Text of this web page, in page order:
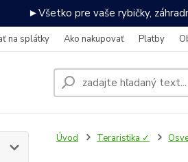
►Všetko pre vaše rybičky,
na splátky Ako nakupovať Platby
Úvod Teraristika ✓